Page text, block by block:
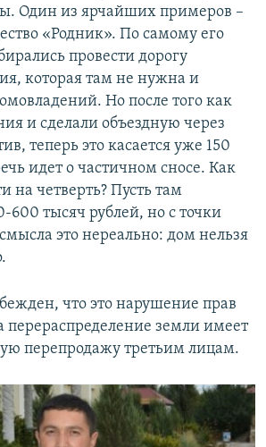
Один из ярчайших примеров –
«Родник». По самому его
провести дорогу
которая там не нужна и
Но после того как
и сделали объездную через
теперь это касается уже 150
идет о частичном сносе. Как
на четверть? Пусть там
600 тысяч рублей, но с точки
это нереально: дом нельзя
что это нарушение прав
перераспределение земли имеет
перепродажу третьим лицам.